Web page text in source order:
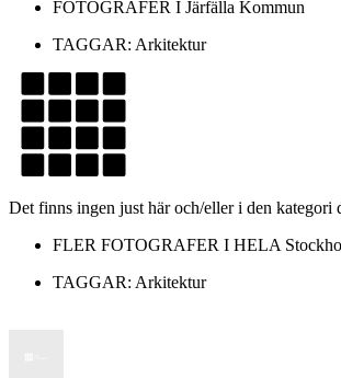
FOTOGRAFER I Järfälla Kommun
TAGGAR: Arkitektur
Det finns ingen just här och/eller i den kategori
FLER FOTOGRAFER I HELA
TAGGAR: Arkitektur